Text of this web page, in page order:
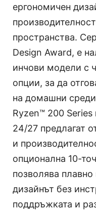
ергономичен
пространства.
Design Award, е
инчови модели с
опции, за да
на домашни
Ryzen™ 200 Series
24/27 предлагат
и
опционална 10-
позволява
дизайнът без
поддръжката и